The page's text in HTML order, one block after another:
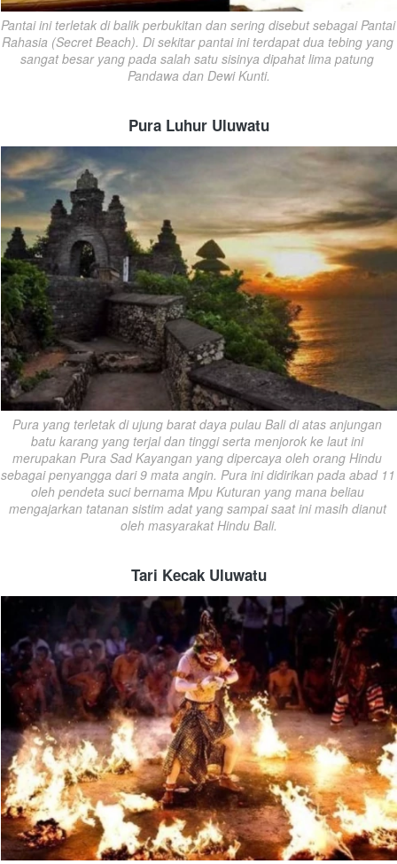
Pantai ini terletak di balik perbukitan dan sering disebut sebagai Pantai
Rahasia (Secret Beach). Di sekitar pantai ini terdapat dua tebing yang
sangat besar yang pada salah satu sisinya dipahat lima patung
Pandawa dan Dewi Kunti.
Pura Luhur Uluwatu
Pura yang terletak di ujung barat daya pulau Bali di atas anjungan
batu karang yang terjal dan tinggi serta menjorok ke laut ini
merupakan Pura Sad Kayangan yang dipercaya oleh orang Hindu
sebagai penyangga dari 9 mata angin. Pura ini didirikan pada abad 11
oleh pendeta suci bernama Mpu Kuturan yang mana beliau
mengajarkan tatanan sistim adat yang sampai saat ini masih dianut
oleh masyarakat Hindu Bali.
Tari Kecak Uluwatu